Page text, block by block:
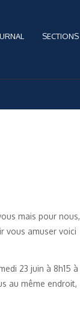
SECTIONS
mais pour nous,
vous amuser voici
23 juin à 8h15 à
au même endroit,